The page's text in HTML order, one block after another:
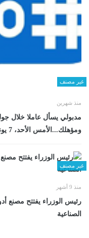
غير مصنف
منذ شهرين
مدبولي يسأل عاملا خلال
ومؤهلك...الأمس الأحد، 7 يونيو 2026 03:38 مـ
غير مصنف
منذ 9 أشهر
رئيس الوزراء يفتتح مصنع
الصناعية